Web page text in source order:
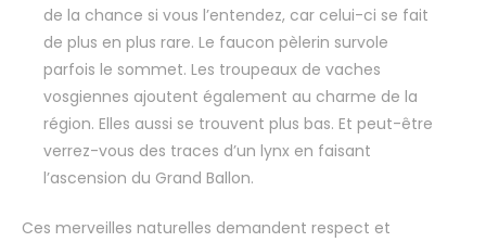
de la chance si vous l’entendez, car celui-ci se fait
de plus en plus rare. Le faucon pèlerin survole
parfois le sommet. Les troupeaux de vaches
vosgiennes ajoutent également au charme de la
région. Elles aussi se trouvent plus bas. Et peut-être
verrez-vous des traces d’un lynx en faisant
l’ascension du Grand Ballon.
Ces merveilles naturelles demandent respect et